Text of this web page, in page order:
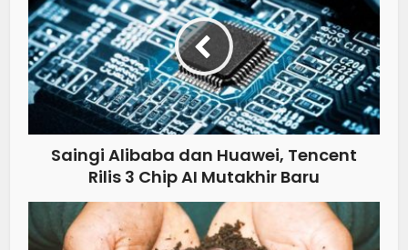
Saingi Alibaba dan Huawei, Tencent
Rilis 3 Chip AI Mutakhir Baru